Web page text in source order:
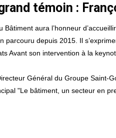
témoin :
aura l’honneur
depuis 2015. Il
son intervention à la
Général du Groupe Saint-
"Le bâtiment, un secteur en